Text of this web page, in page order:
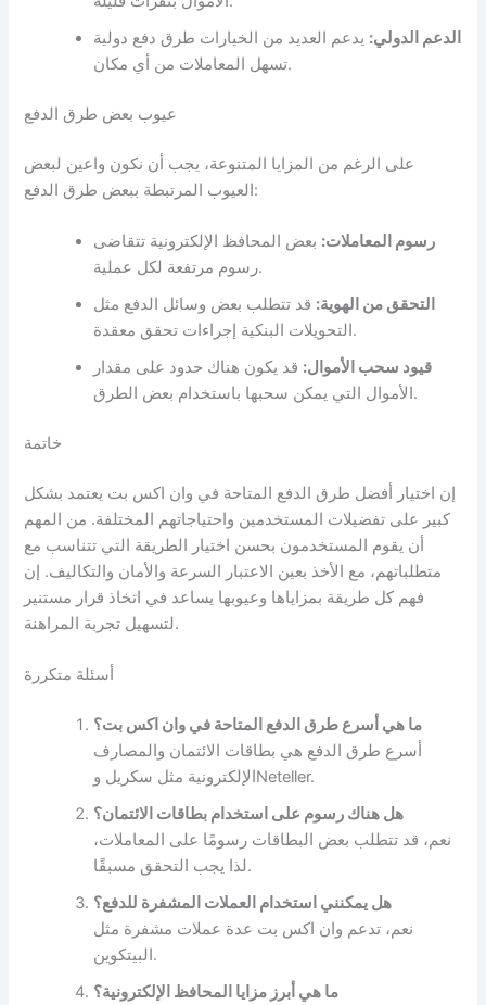
الدعم الدولي: يدعم العديد من الخيارات طرق دفع دولية
تسهل المعاملات من أي مكان.
عيوب بعض طرق الدفع
على الرغم من المزايا المتنوعة، يجب أن نكون واعين لبعض
العيوب المرتبطة ببعض طرق الدفع:
رسوم المعاملات: بعض المحافظ الإلكترونية تتقاضى
رسوم مرتفعة لكل عملية.
التحقق من الهوية: قد تتطلب بعض وسائل الدفع مثل
التحويلات البنكية إجراءات تحقق معقدة.
قيود سحب الأموال: قد يكون هناك حدود على مقدار
الأموال التي يمكن سحبها باستخدام بعض الطرق.
خاتمة
إن اختيار أفضل طرق الدفع المتاحة في وان اكس بت يعتمد بشكل
كبير على تفضيلات المستخدمين واحتياجاتهم المختلفة. من المهم
أن يقوم المستخدمون بحسن اختيار الطريقة التي تتناسب مع
متطلباتهم، مع الأخذ بعين الاعتبار السرعة والأمان والتكاليف. إن
فهم كل طريقة بمزاياها وعيوبها يساعد في اتخاذ قرار مستنير
لتسهيل تجربة المراهنة.
أسئلة متكررة
ما هي أسرع طرق الدفع المتاحة في وان اكس بت؟
أسرع طرق الدفع هي بطاقات الائتمان والمصارف
الإلكترونية مثل سكريل وNeteller.
هل هناك رسوم على استخدام بطاقات الائتمان؟
نعم، قد تتطلب بعض البطاقات رسومًا على المعاملات،
لذا يجب التحقق مسبقًا.
هل يمكنني استخدام العملات المشفرة للدفع؟
نعم، تدعم وان اكس بت عدة عملات مشفرة مثل
البيتكوين.
ما هي أبرز مزايا المحافظ الإلكترونية؟